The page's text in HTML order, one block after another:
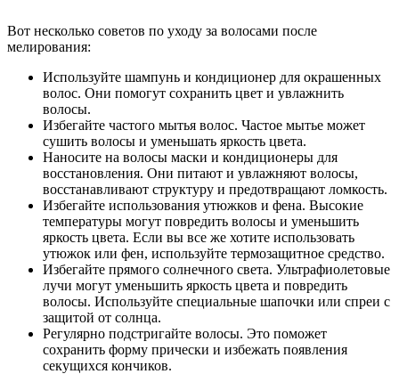
Вот несколько советов по уходу за волосами после
мелирования:
Используйте шампунь и кондиционер для окрашенных
волос. Они помогут сохранить цвет и увлажнить
волосы.
Избегайте частого мытья волос. Частое мытье может
сушить волосы и уменьшать яркость цвета.
Наносите на волосы маски и кондиционеры для
восстановления. Они питают и увлажняют волосы,
восстанавливают структуру и предотвращают ломкость.
Избегайте использования утюжков и фена. Высокие
температуры могут повредить волосы и уменьшить
яркость цвета. Если вы все же хотите использовать
утюжок или фен, используйте термозащитное средство.
Избегайте прямого солнечного света. Ультрафиолетовые
лучи могут уменьшить яркость цвета и повредить
волосы. Используйте специальные шапочки или спреи с
защитой от солнца.
Регулярно подстригайте волосы. Это поможет
сохранить форму прически и избежать появления
секущихся кончиков.